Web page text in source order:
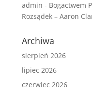
admin - Bogactwem
Rozsądek – Aaron
Archiwa
sierpień 2026
lipiec 2026
czerwiec 2026